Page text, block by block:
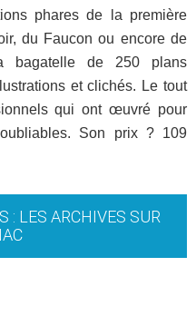
phares de la première
du Faucon ou encore de
bagatelle de 250 plans
et clichés. Le tout
qui ont œuvré pour
Son prix ? 109
: LES ARCHIVES SUR